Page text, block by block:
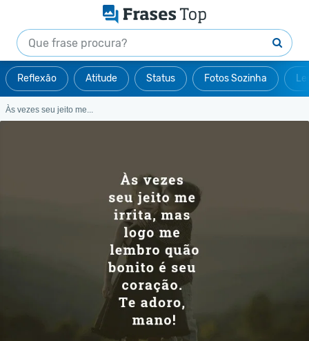
Reflexão Atitude Status Fotos Sozinha
Às vezes seu jeito me...